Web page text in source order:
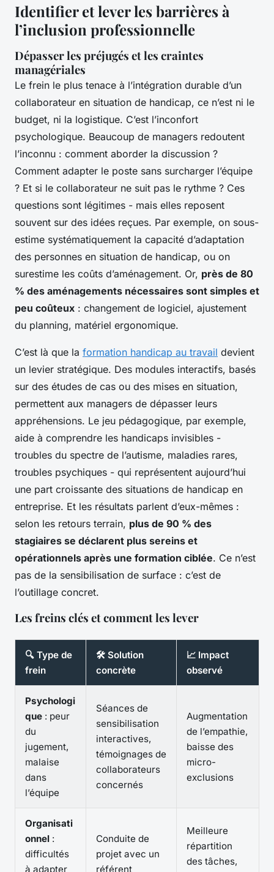
Identifier et lever les barrières à
l’inclusion professionnelle
Dépasser les préjugés et les craintes
managériales
Le frein le plus tenace à l’intégration durable d’un
collaborateur en situation de handicap, ce n’est ni le
budget, ni la logistique. C’est l’inconfort
psychologique. Beaucoup de managers redoutent
l’inconnu : comment aborder la discussion ?
Comment adapter le poste sans surcharger l’équipe
? Et si le collaborateur ne suit pas le rythme ? Ces
questions sont légitimes - mais elles reposent
souvent sur des idées reçues. Par exemple, on sous-
estime systématiquement la capacité d’adaptation
des personnes en situation de handicap, ou on
surestime les coûts d’aménagement. Or, près de 80
% des aménagements nécessaires sont simples et
peu coûteux : changement de logiciel, ajustement
du planning, matériel ergonomique.
C’est là que la formation handicap au travail devient
un levier stratégique. Des modules interactifs, basés
sur des études de cas ou des mises en situation,
permettent aux managers de dépasser leurs
appréhensions. Le jeu pédagogique, par exemple,
aide à comprendre les handicaps invisibles -
troubles du spectre de l’autisme, maladies rares,
troubles psychiques - qui représentent aujourd’hui
une part croissante des situations de handicap en
entreprise. Et les résultats parlent d’eux-mêmes :
selon les retours terrain, plus de 90 % des
stagiaires se déclarent plus sereins et
opérationnels après une formation ciblée. Ce n’est
pas de la sensibilisation de surface : c’est de
l’outillage concret.
Les freins clés et comment les lever
🔍 Type de
frein
🛠 Solution
concrète
📈 Impact
observé
Psychologi
que : peur
du
jugement,
malaise
dans
l’équipe
Séances de
sensibilisation
interactives,
témoignages de
collaborateurs
concernés
Augmentation
de l’empathie,
baisse des
micro-
exclusions
Organisati
onnel :
difficultés
à adapter
Conduite de
projet avec un
référent
Meilleure
répartition
des tâches,